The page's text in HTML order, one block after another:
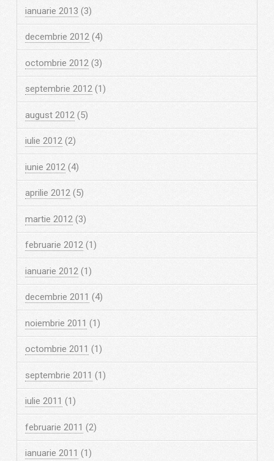
ianuarie 2013 (3)
decembrie 2012(4)
octombrie 2012(3)
septembrie 2012(1)
august 2012(5)
iulie 2012(2)
iunie 2012(4)
aprilie 2012(5)
martie 2012(3)
februarie 2012(1)
ianuarie 2012(1)
decembrie 2011 (4)
noiembrie 2011 (1)
octombrie 2011 (1)
septembrie 2011 (1)
iulie 2011 (1)
februarie 2011 (2)
ianuarie 2011 (1)